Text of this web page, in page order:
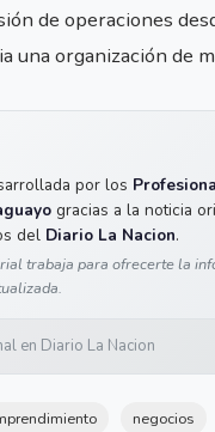
de operaciones
una organización de
por los
gracias a la noticia
del Diario La Nacion.
trabaja para ofrecerte la
en Diario La Nacion
negocios